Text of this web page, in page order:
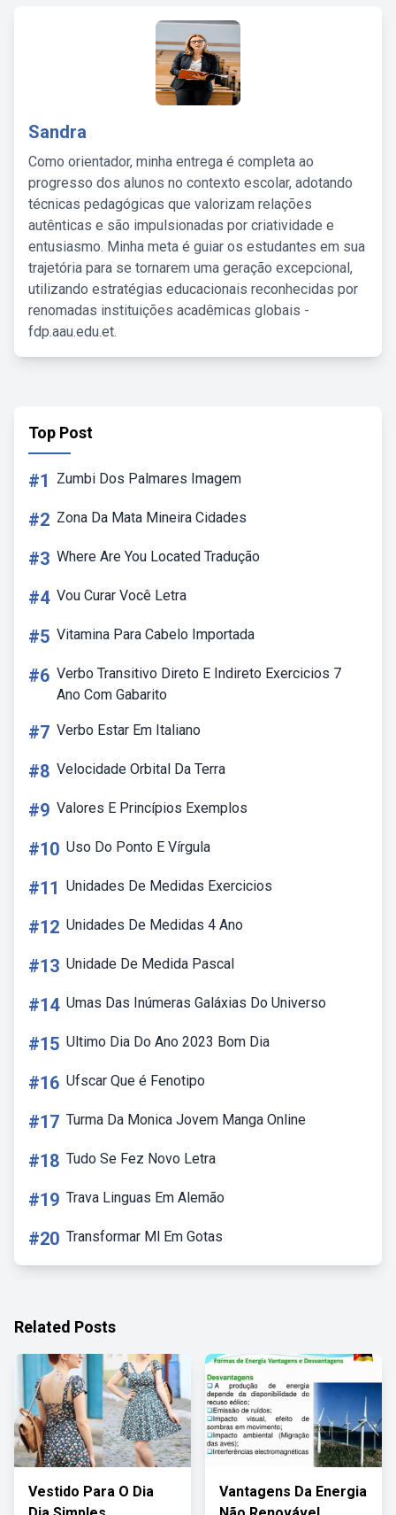
Sandra
Como orientador, minha entrega é completa ao
progresso dos alunos no contexto escolar, adotando
técnicas pedagógicas que valorizam relações
autênticas e são impulsionadas por criatividade e
entusiasmo. Minha meta é guiar os estudantes em sua
trajetória para se tornarem uma geração excepcional,
utilizando estratégias educacionais reconhecidas por
renomadas instituições acadêmicas globais -
fdp.aau.edu.et.
Top Post
#1 Zumbi Dos Palmares Imagem
#2 Zona Da Mata Mineira Cidades
#3 Where Are You Located Tradução
#4 Vou Curar Você Letra
#5 Vitamina Para Cabelo Importada
#6 Verbo Transitivo Direto E Indireto Exercicios 7
Ano Com Gabarito
#7 Verbo Estar Em Italiano
#8 Velocidade Orbital Da Terra
#9 Valores E Princípios Exemplos
#10 Uso Do Ponto E Vírgula
#11 Unidades De Medidas Exercicios
#12 Unidades De Medidas 4 Ano
#13 Unidade De Medida Pascal
#14 Umas Das Inúmeras Galáxias Do Universo
#15 Ultimo Dia Do Ano 2023 Bom Dia
#16 Ufscar Que é Fenotipo
#17 Turma Da Monica Jovem Manga Online
#18 Tudo Se Fez Novo Letra
#19 Trava Linguas Em Alemão
#20 Transformar Ml Em Gotas
Related Posts
Vestido Para O Dia
Vantagens Da Energia